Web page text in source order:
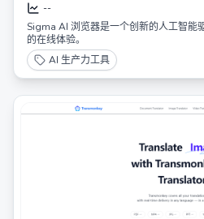
--
Sigma AI 浏览器是一个创新的人工智能
的在线体验。
AI 生产力工具